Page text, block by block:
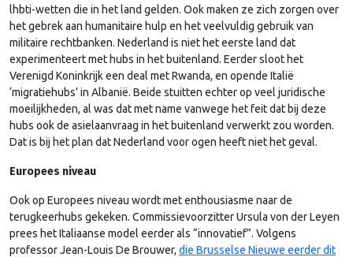
lhbti-wetten die in het land gelden. Ook maken ze zich zorgen over
het gebrek aan humanitaire hulp en het veelvuldig gebruik van
militaire rechtbanken. Nederland is niet het eerste land dat
experimenteert met hubs in het buitenland. Eerder sloot het
Verenigd Koninkrijk een deal met Rwanda, en opende Italië
‘migratiehubs’ in Albanië. Beide stuitten echter op veel juridische
moeilijkheden, al was dat met name vanwege het feit dat bij deze
hubs ook de asielaanvraag in het buitenland verwerkt zou worden.
Dat is bij het plan dat Nederland voor ogen heeft niet het geval.
Europees niveau
Ook op Europees niveau wordt met enthousiasme naar de
terugkeerhubs gekeken. Commissievoorzitter Ursula von der Leyen
prees het Italiaanse model eerder als “innovatief”. Volgens
professor Jean-Louis De Brouwer, die Brusselse Nieuwe eerder dit